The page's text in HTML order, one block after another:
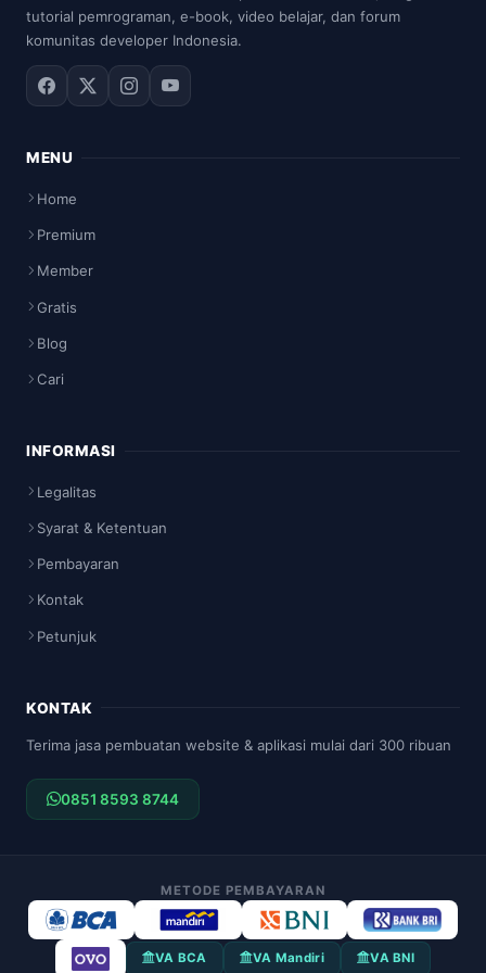
tutorial pemrograman, e-book, video belajar, dan forum
komunitas developer Indonesia.
MENU
Home
Premium
Member
Gratis
Blog
Cari
INFORMASI
Legalitas
Syarat & Ketentuan
Pembayaran
Kontak
Petunjuk
KONTAK
Terima jasa pembuatan website & aplikasi mulai dari 300 ribuan
0851 8593 8744
METODE PEMBAYARAN
VA BCA VA Mandiri VA BNI